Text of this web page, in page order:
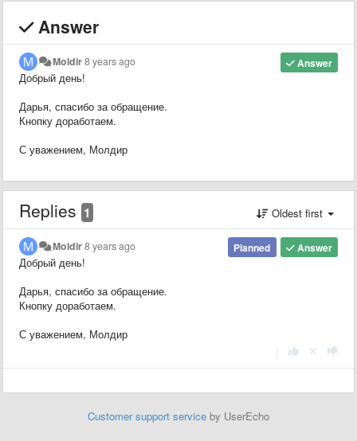
Answer
Answer
Moldir8 years ago
Добрый день!
Дарья, спасибо за обращение.
Кнопку доработаем.
С уважением, Молдир
Replies 1 Oldest first
Answer
Planned
Moldir8 years ago
Добрый день!
Дарья, спасибо за обращение.
Кнопку доработаем.
С уважением, Молдир
Customer support service by UserEcho